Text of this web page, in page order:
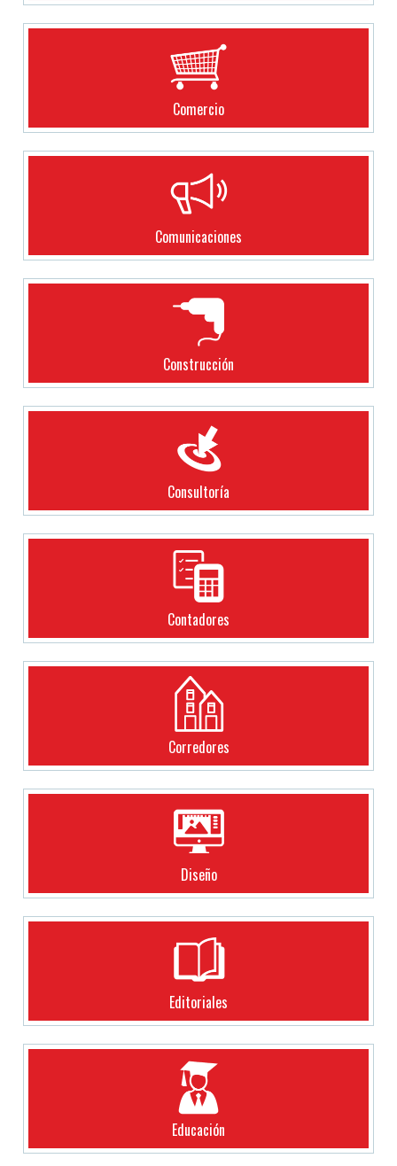
Comercio
Comunicaciones
Construcción
Consultoría
Contadores
Corredores
Diseño
Editoriales
Educación